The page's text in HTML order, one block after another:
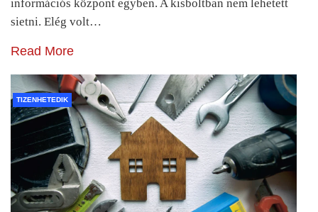
információs központ egyben. A kisboltban nem lehetett
sietni. Elég volt…
Read More
TIZENHETEDIK